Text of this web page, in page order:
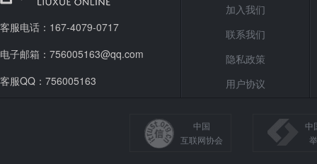
客服电话：167-4079-0717
电子邮箱：756005163@qq.com
客服QQ：756005163
加入我们
联系我们
隐私政策
用户协议
中国
互联网协会
中